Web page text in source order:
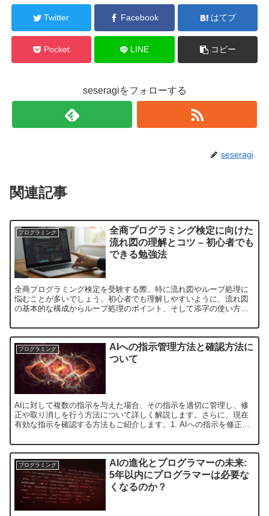
Twitter Facebook はてブ
Pocket LINE コピー
seseragiをフォローする
seseragi
関連記事
プログラミング
全商プログラミング検定に向けた
流れ図の理解とコツ – 初心者でも
できる勉強法
全商プログラミング検定を受験する際、特に流れ図やループ処理に
悩むことが多いでしょう。初心者でも理解しやすいように、流れ図
の基本的な構成からループ処理のポイント、そして添字の使い方ま
と...
プログラミング
AIへの指示管理方法と確認方法に
ついて
AIに対して複数の指示を与えた場合、その指示を適切に管理し、修
正や取り消しを行う方法について詳しく解説します。さらに、現在
有効な指示を確認する方法もご紹介します。1. AIへの指示を修正・
プログラミング
AIの進化とプログラマーの未来:
5年以内にプログラマーは必要な
くなるのか？